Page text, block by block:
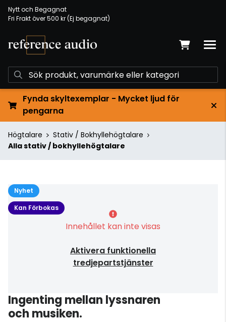
Nytt och Begagnat
Fri Frakt över 500 kr (Ej begagnat)
Fynda skyltexemplar - Mycket ljud för
pengarna
Högtalare
Stativ / Bokhyllehögtalare
Alla stativ / bokhyllehögtalare
Nyhet
Kan Förbokas
Innehållet kan inte visas
Aktivera funktionella
tredjepartstjänster
Ingenting mellan lyssnaren
och musiken.